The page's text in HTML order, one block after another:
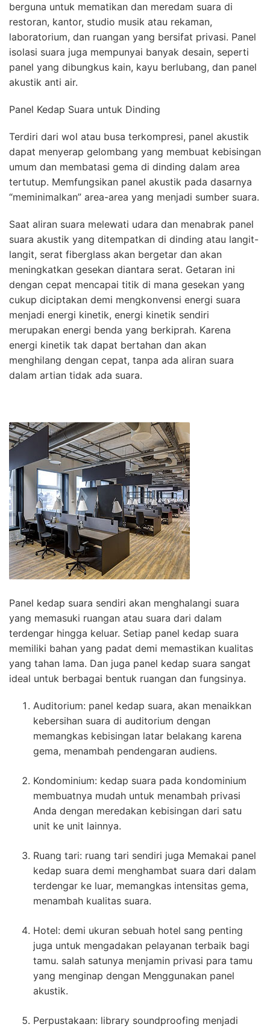
berguna untuk mematikan dan meredam suara di
restoran, kantor, studio musik atau rekaman,
laboratorium, dan ruangan yang bersifat privasi. Panel
isolasi suara juga mempunyai banyak desain, seperti
panel yang dibungkus kain, kayu berlubang, dan panel
akustik anti air.
Panel Kedap Suara untuk Dinding
Terdiri dari wol atau busa terkompresi, panel akustik
dapat menyerap gelombang yang membuat kebisingan
umum dan membatasi gema di dinding dalam area
tertutup. Memfungsikan panel akustik pada dasarnya
“meminimalkan” area-area yang menjadi sumber suara.
Saat aliran suara melewati udara dan menabrak panel
suara akustik yang ditempatkan di dinding atau langit-
langit, serat fiberglass akan bergetar dan akan
meningkatkan gesekan diantara serat. Getaran ini
dengan cepat mencapai titik di mana gesekan yang
cukup diciptakan demi mengkonvensi energi suara
menjadi energi kinetik, energi kinetik sendiri
merupakan energi benda yang berkiprah. Karena
energi kinetik tak dapat bertahan dan akan
menghilang dengan cepat, tanpa ada aliran suara
dalam artian tidak ada suara.
Panel kedap suara sendiri akan menghalangi suara
yang memasuki ruangan atau suara dari dalam
terdengar hingga keluar. Setiap panel kedap suara
memiliki bahan yang padat demi memastikan kualitas
yang tahan lama. Dan juga panel kedap suara sangat
ideal untuk berbagai bentuk ruangan dan fungsinya.
Auditorium: panel kedap suara, akan menaikkan
kebersihan suara di auditorium dengan
memangkas kebisingan latar belakang karena
gema, menambah pendengaran audiens.
Kondominium: kedap suara pada kondominium
membuatnya mudah untuk menambah privasi
Anda dengan meredakan kebisingan dari satu
unit ke unit lainnya.
Ruang tari: ruang tari sendiri juga Memakai panel
kedap suara demi menghambat suara dari dalam
terdengar ke luar, memangkas intensitas gema,
menambah kualitas suara.
Hotel: demi ukuran sebuah hotel sang penting
juga untuk mengadakan pelayanan terbaik bagi
tamu. salah satunya menjamin privasi para tamu
yang menginap dengan Menggunakan panel
akustik.
Perpustakaan: library soundproofing menjadi